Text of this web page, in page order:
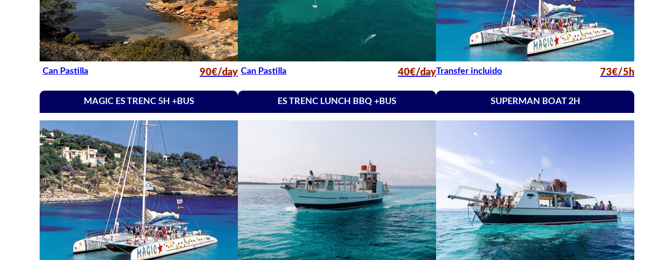
Can Pastilla 90€/day Can Pastilla 40€/dayTransfer incluido 73€/5h
MAGIC ES TRENC 5H +BUS ES TRENC LUNCH BBQ +BUS SUPERMAN BOAT 2H